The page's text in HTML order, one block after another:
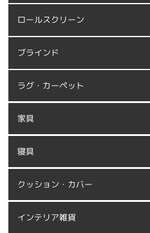
ロールスクリーン
ブラインド
ラグ・カーペット
家具
寝具
クッション・カバー
インテリア雑貨